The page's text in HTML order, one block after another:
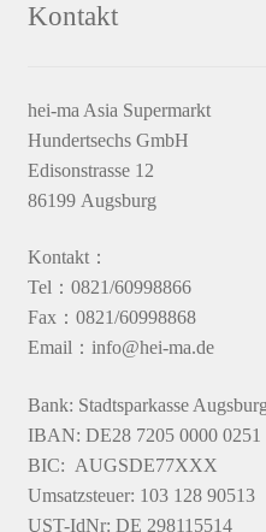
Kontakt
hei-ma Asia Supermarkt
Hundertsechs GmbH
Edisonstrasse 12
86199 Augsburg
Kontakt：
Tel：0821/60998866
Fax：0821/60998868
Email：info@hei-ma.de
Bank: Stadtsparkasse Augsburg
IBAN: DE28 7205 0000 0251
BIC: AUGSDE77XXX
Umsatzsteuer: 103 128 90513
UST-IdNr: DE 298115514